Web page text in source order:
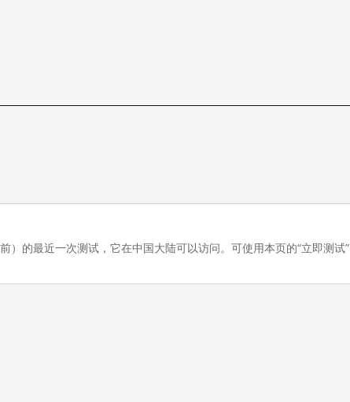
的最近一次测试，它在中国大陆可以访问。可使用本页的“立即测试”